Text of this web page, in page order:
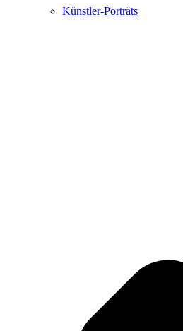
Künstler-Porträts